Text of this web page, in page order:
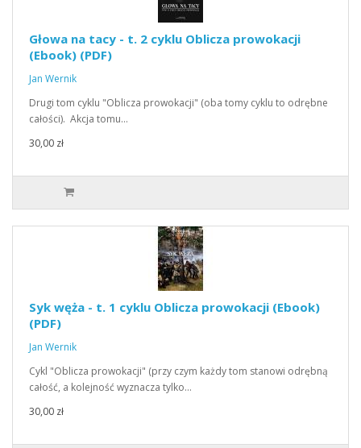
Głowa na tacy - t. 2 cyklu Oblicza prowokacji
(Ebook) (PDF)
Jan Wernik
Drugi tom cyklu "Oblicza prowokacji" (oba tomy cyklu to odrębne
całości). Akcja tomu…
30,00 zł
Syk węża - t. 1 cyklu Oblicza prowokacji (Ebook)
(PDF)
Jan Wernik
Cykl "Oblicza prowokacji" (przy czym każdy tom stanowi odrębną
całość, a kolejność wyznacza tylko…
30,00 zł